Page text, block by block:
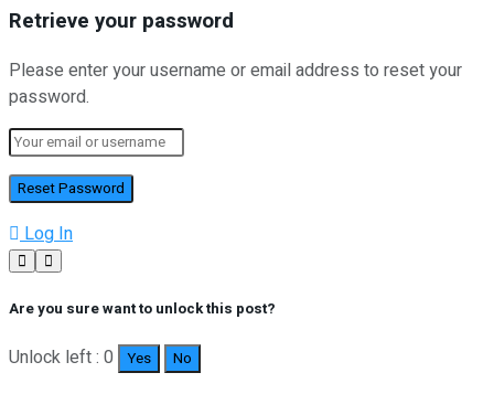
Retrieve your password
Please enter your username or email address to reset your
password.
Log In
Are you sure want to unlock this post?
Unlock left : 0 Yes No